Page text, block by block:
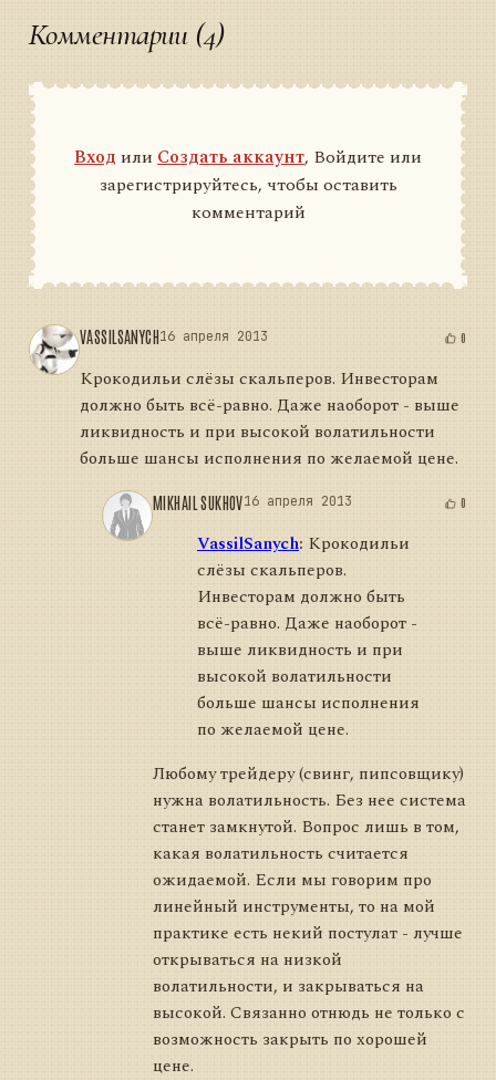
Комментарии (4)
Вход или Создать аккаунт, Войдите или
зарегистрируйтесь, чтобы оставить
комментарий
VASSILSANYCH16 апреля 2013 0
Крокодильи слёзы скальперов. Инвесторам
должно быть всё-равно. Даже наоборот - выше
ликвидность и при высокой волатильности
больше шансы исполнения по желаемой цене.
MIKHAIL SUKHOV16 апреля 2013 0
VassilSanych: Крокодильи
слёзы скальперов.
Инвесторам должно быть
всё-равно. Даже наоборот -
выше ликвидность и при
высокой волатильности
больше шансы исполнения
по желаемой цене.
Любому трейдеру (свинг, пипсовщику)
нужна волатильность. Без нее система
станет замкнутой. Вопрос лишь в том,
какая волатильность считается
ожидаемой. Если мы говорим про
линейный инструменты, то на мой
практике есть некий постулат - лучше
открываться на низкой
волатильности, и закрываться на
высокой. Связанно отнюдь не только с
возможность закрыть по хорошей
цене.